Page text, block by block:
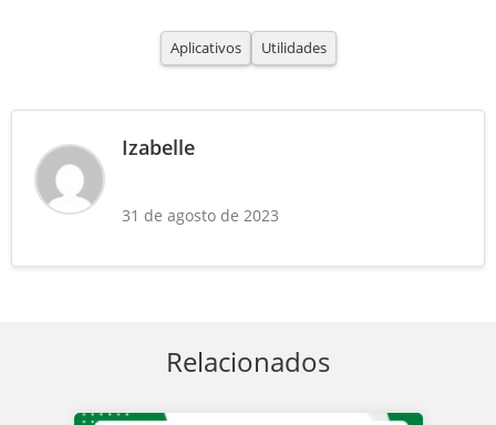
Aplicativos Utilidades
Izabelle
31 de agosto de 2023
Relacionados